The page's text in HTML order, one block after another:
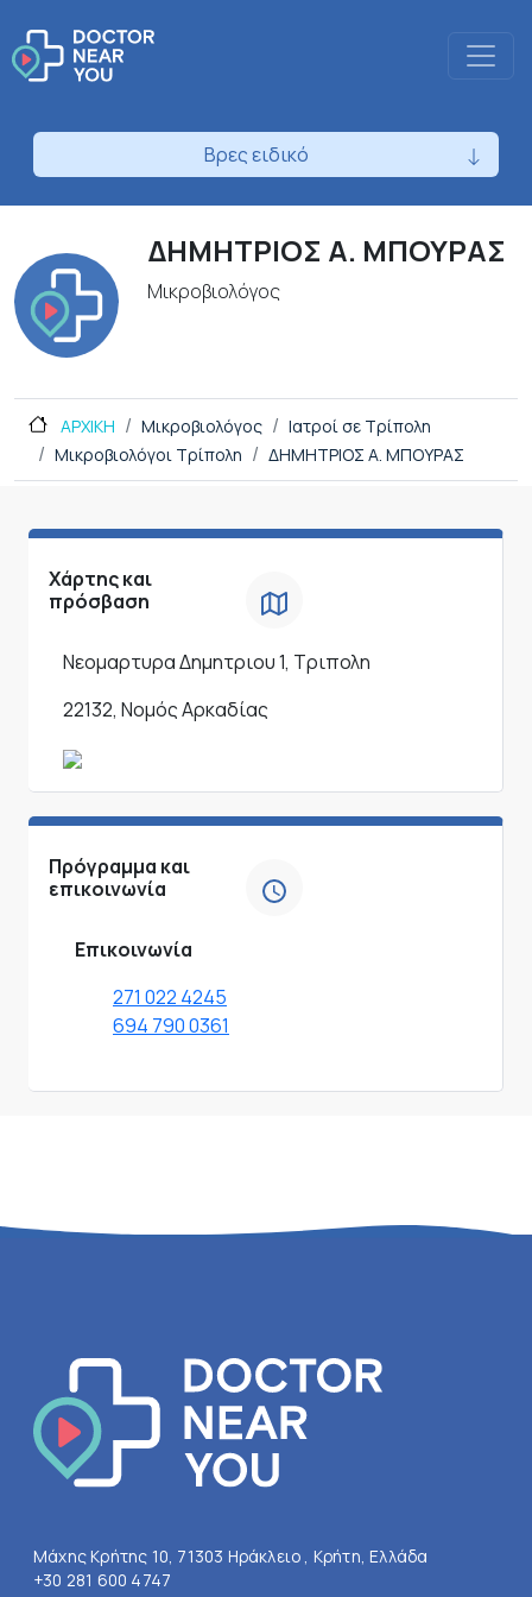
Βρες ειδικό
ΔΗΜΗΤΡΙΟΣ Α. ΜΠΟΥΡΑΣ
Μικροβιολόγος
ΑΡΧΙΚΗ Μικροβιολόγος
Ιατροί σε Τρίπολη
Μικροβιολόγοι Τρίπολη
ΔΗΜΗΤΡΙΟΣ Α. ΜΠΟΥΡΑΣ
Χάρτης και
πρόσβαση
Νεομαρτυρα Δημητριου 1, Τριπολη
22132, Νομός Αρκαδίας
Πρόγραμμα και
επικοινωνία
Επικοινωνία
271 022 4245
694 790 0361
Μάχης Κρήτης 10, 71303 Ηράκλειο , Κρήτη, Ελλάδα
+30 281 600 4747